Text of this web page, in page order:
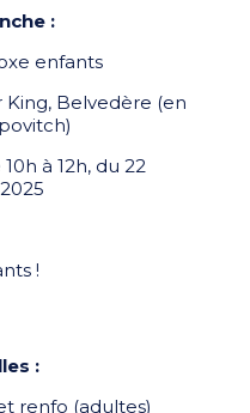
:
enfants
Belvedère (en
à 12h, du 22
!
:
renfo (adultes)